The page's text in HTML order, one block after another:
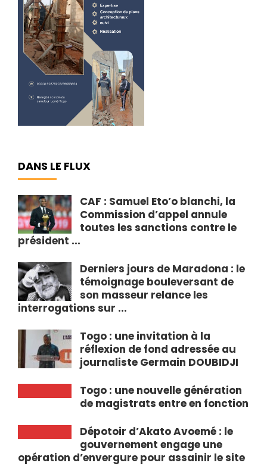
DANS LE FLUX
CAF : Samuel Eto’o blanchi, la
Commission d’appel annule
toutes les sanctions contre le
président ...
Derniers jours de Maradona : le
témoignage bouleversant de
son masseur relance les
interrogations sur ...
Togo : une invitation à la
réflexion de fond adressée au
journaliste Germain DOUBIDJI
Togo : une nouvelle génération
de magistrats entre en fonction
Dépotoir d’Akato Avoemé : le
gouvernement engage une
opération d’envergure pour assainir le site